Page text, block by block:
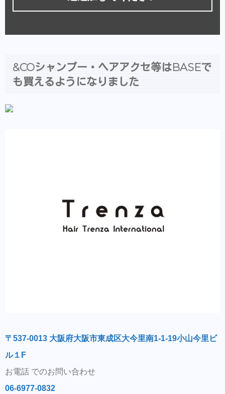
&COシャンプー・ヘアアクセ等はBASEで
も買えるようになりました
〒537-0013 大阪府大阪市東成区大今里南1-1-19小山今里ビ
ル１F
お電話 でのお問い合わせ
06-6977-0832